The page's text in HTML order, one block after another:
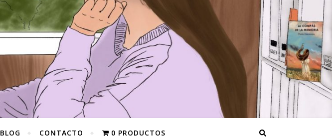
BLOG CONTACTO 0 PRODUCTOS